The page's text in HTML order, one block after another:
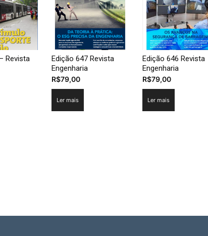
Revista
Edição 647 Revista
Engenharia
R$79,00
Ler mais
Edição 646 Revista
Engenharia
R$79,00
Ler mais